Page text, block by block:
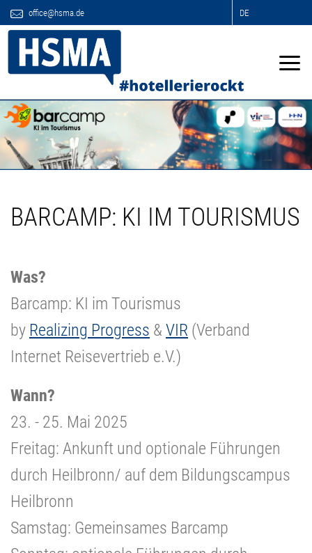
office@hsma.de DE
BARCAMP: KI IM TOURISMUS
Was?
Barcamp: KI im Tourismus
by Realizing Progress & VIR (Verband
Internet Reisevertrieb e.V.)
Wann?
23. - 25. Mai 2025
Freitag: Ankunft und optionale Führungen
durch Heilbronn/ auf dem Bildungscampus
Heilbronn
Samstag: Gemeinsames Barcamp